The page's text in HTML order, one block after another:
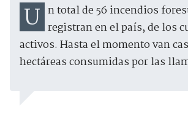
Un total de 56 incendios forestales se registran en el país, de los
activos. Hasta el momento van
hectáreas consumidas por las